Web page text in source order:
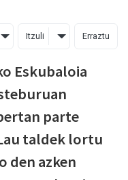
Itzuli Erraztu
Eskubaloia
parte
taldek lortu
den azken